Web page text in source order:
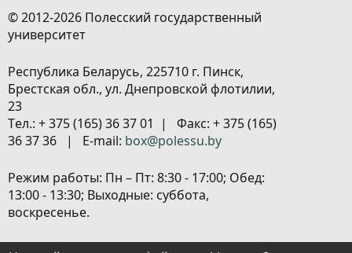
© 2012-2026 Полесский государственный
университет
Республика Беларусь, 225710 г. Пинск,
Брестская обл., ул. Днепровской флотилии,
23
Tел.: + 375 (165) 36 37 01 | Факс: + 375 (165)
36 37 36 | E-mail: box@polessu.by
Режим работы: Пн – Пт: 8:30 - 17:00; Обед:
13:00 - 13:30; Выходные: суббота,
воскресенье.
Расположение объектов | Политика